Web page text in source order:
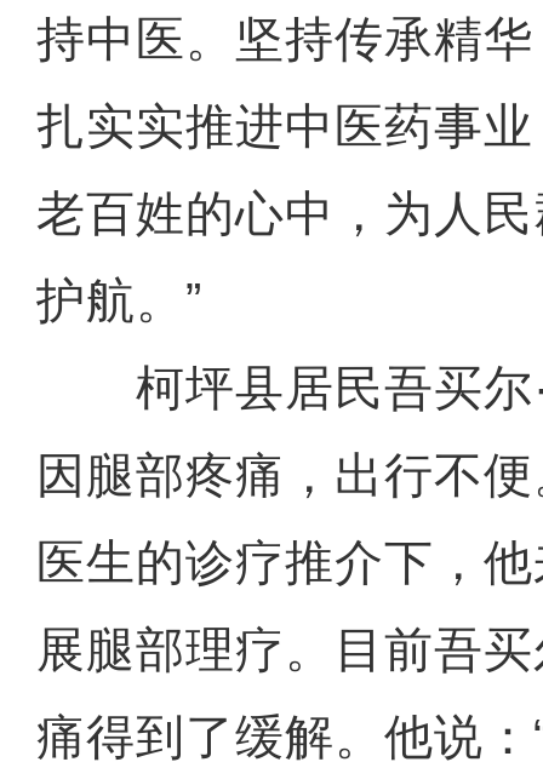
持中医。坚持传承精
扎实实推进中医药事
老百姓的心中，为人
护航。”
柯坪县居民吾买尔·
因腿部疼痛，出行不
医生的诊疗推介下，
展腿部理疗。目前吾
痛得到了缓解。他说